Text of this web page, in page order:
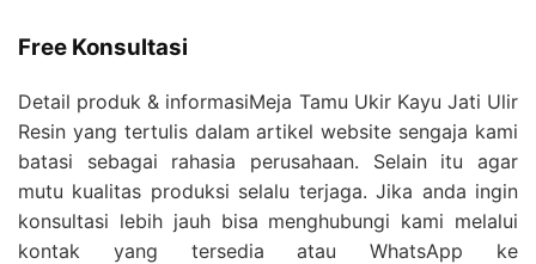
Free Konsultasi
Detail produk & informasiMeja Tamu Ukir Kayu Jati Ulir
Resin yang tertulis dalam artikel website sengaja kami
batasi sebagai rahasia perusahaan. Selain itu agar
mutu kualitas produksi selalu terjaga. Jika anda ingin
konsultasi lebih jauh bisa menghubungi kami melalui
kontak yang tersedia atau WhatsApp ke